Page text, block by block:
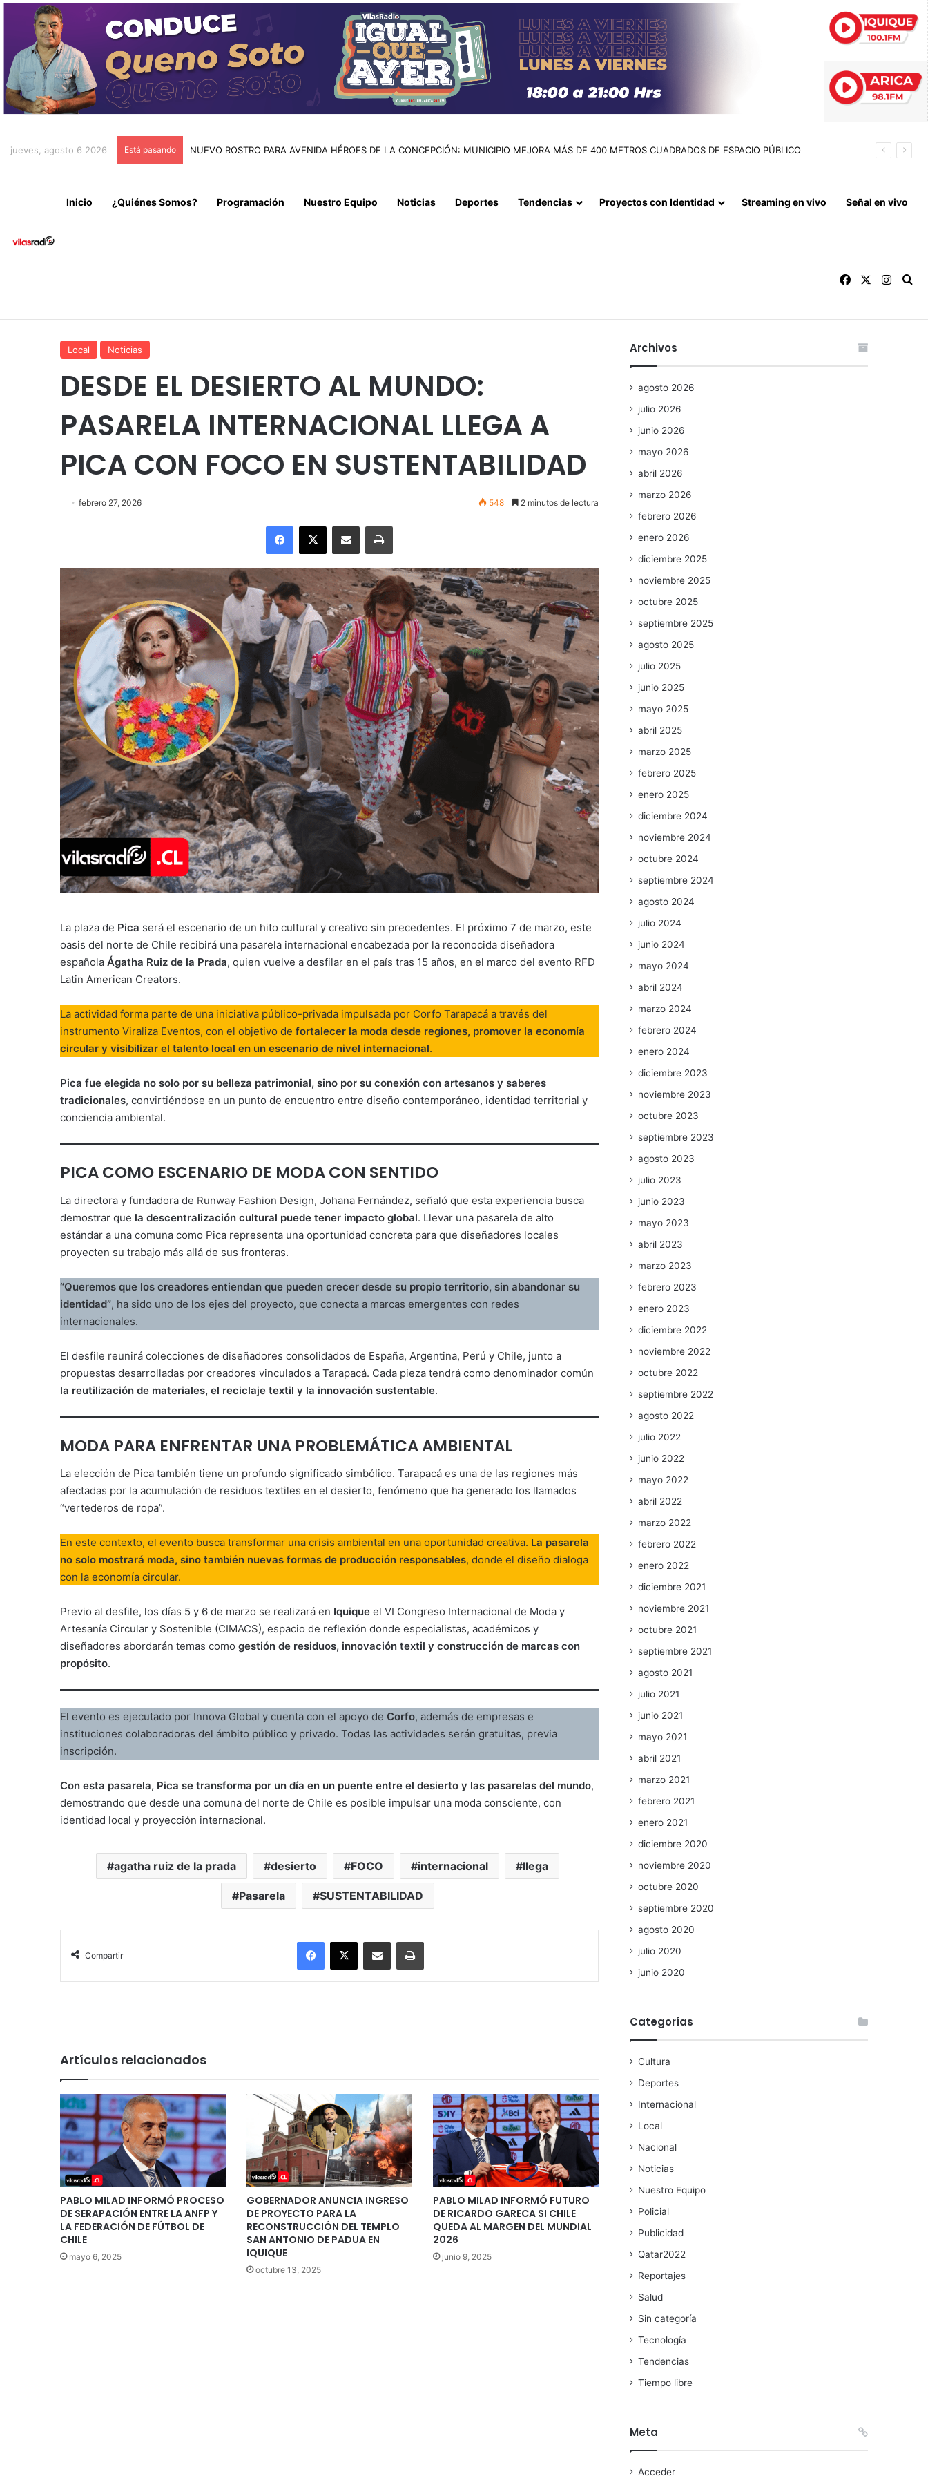
jueves, agosto 6 2026 Está pasando DESBARATAN RED DE TRÁFICO DE PERSONAS Y EXPLOTACIÓN SEXUAL EN IQUIQUE Y ALTO HOSPICIO: 10 DETENIDOS Y 11 VÍCTIMAS RESCATADAS
Inicio ¿Quiénes Somos? Programación Nuestro Equipo Noticias Deportes Tendencias Proyectos con Identidad Streaming en vivo Señal en vivo
Facebook
Local Noticias
DESDE EL DESIERTO AL MUNDO:
PASARELA INTERNACIONAL LLEGA A
PICA CON FOCO EN SUSTENTABILIDAD
febrero 27, 2026 548 2 minutos de lectura
Facebook
X Enviar vía email Imprimir
La plaza de Pica será el escenario de un hito cultural y creativo sin precedentes. El próximo 7 de marzo, este
oasis del norte de Chile recibirá una pasarela internacional encabezada por la reconocida diseñadora
española Ágatha Ruiz de la Prada, quien vuelve a desfilar en el país tras 15 años, en el marco del evento RFD
Latin American Creators.
La actividad forma parte de una iniciativa público-privada impulsada por Corfo Tarapacá a través del
instrumento Viraliza Eventos, con el objetivo de fortalecer la moda desde regiones, promover la economía
circular y visibilizar el talento local en un escenario de nivel internacional.
Pica fue elegida no solo por su belleza patrimonial, sino por su conexión con artesanos y saberes
tradicionales, convirtiéndose en un punto de encuentro entre diseño contemporáneo, identidad territorial y
conciencia ambiental.
PICA COMO ESCENARIO DE MODA CON SENTIDO
La directora y fundadora de Runway Fashion Design, Johana Fernández, señaló que esta experiencia busca
demostrar que la descentralización cultural puede tener impacto global. Llevar una pasarela de alto
estándar a una comuna como Pica representa una oportunidad concreta para que diseñadores locales
proyecten su trabajo más allá de sus fronteras.
“Queremos que los creadores entiendan que pueden crecer desde su propio territorio, sin abandonar su
identidad”, ha sido uno de los ejes del proyecto, que conecta a marcas emergentes con redes
internacionales.
El desfile reunirá colecciones de diseñadores consolidados de España, Argentina, Perú y Chile, junto a
propuestas desarrolladas por creadores vinculados a Tarapacá. Cada pieza tendrá como denominador común
la reutilización de materiales, el reciclaje textil y la innovación sustentable.
MODA PARA ENFRENTAR UNA PROBLEMÁTICA AMBIENTAL
La elección de Pica también tiene un profundo significado simbólico. Tarapacá es una de las regiones más
afectadas por la acumulación de residuos textiles en el desierto, fenómeno que ha generado los llamados
“vertederos de ropa”.
En este contexto, el evento busca transformar una crisis ambiental en una oportunidad creativa. La pasarela
no solo mostrará moda, sino también nuevas formas de producción responsables, donde el diseño dialoga
con la economía circular.
Previo al desfile, los días 5 y 6 de marzo se realizará en Iquique el VI Congreso Internacional de Moda y
Artesanía Circular y Sostenible (CIMACS), espacio de reflexión donde especialistas, académicos y
diseñadores abordarán temas como gestión de residuos, innovación textil y construcción de marcas con
propósito.
El evento es ejecutado por Innova Global y cuenta con el apoyo de Corfo, además de empresas e
instituciones colaboradoras del ámbito público y privado. Todas las actividades serán gratuitas, previa
inscripción.
Con esta pasarela, Pica se transforma por un día en un puente entre el desierto y las pasarelas del mundo,
demostrando que desde una comuna del norte de Chile es posible impulsar una moda consciente, con
identidad local y proyección internacional.
agatha ruiz de la prada desierto FOCO internacional llega
Pasarela SUSTENTABILIDAD
Compartir
Facebook
X Enviar vía email Imprimir
Artículos relacionados
PABLO MILAD INFORMÓ PROCESO
DE SERAPACIÓN ENTRE LA ANFP Y
LA FEDERACIÓN DE FÚTBOL DE
CHILE
mayo 6, 2025
GOBERNADOR ANUNCIA INGRESO
DE PROYECTO PARA LA
RECONSTRUCCIÓN DEL TEMPLO
SAN ANTONIO DE PADUA EN
IQUIQUE
octubre 13, 2025
PABLO MILAD INFORMÓ FUTURO
DE RICARDO GARECA SI CHILE
QUEDA AL MARGEN DEL MUNDIAL
2026
junio 9, 2025
Archivos
agosto 2026
julio 2026
junio 2026
mayo 2026
abril 2026
marzo 2026
febrero 2026
enero 2026
diciembre 2025
noviembre 2025
octubre 2025
septiembre 2025
agosto 2025
julio 2025
junio 2025
mayo 2025
abril 2025
marzo 2025
febrero 2025
enero 2025
diciembre 2024
noviembre 2024
octubre 2024
septiembre 2024
agosto 2024
julio 2024
junio 2024
mayo 2024
abril 2024
marzo 2024
febrero 2024
enero 2024
diciembre 2023
noviembre 2023
octubre 2023
septiembre 2023
agosto 2023
julio 2023
junio 2023
mayo 2023
abril 2023
marzo 2023
febrero 2023
enero 2023
diciembre 2022
noviembre 2022
octubre 2022
septiembre 2022
agosto 2022
julio 2022
junio 2022
mayo 2022
abril 2022
marzo 2022
febrero 2022
enero 2022
diciembre 2021
noviembre 2021
octubre 2021
septiembre 2021
agosto 2021
julio 2021
junio 2021
mayo 2021
abril 2021
marzo 2021
febrero 2021
enero 2021
diciembre 2020
noviembre 2020
octubre 2020
septiembre 2020
agosto 2020
julio 2020
junio 2020
Categorías
Cultura
Deportes
Internacional
Local
Nacional
Noticias
Nuestro Equipo
Policial
Publicidad
Qatar2022
Reportajes
Salud
Sin categoría
Tecnología
Tendencias
Tiempo libre
Meta
Acceder